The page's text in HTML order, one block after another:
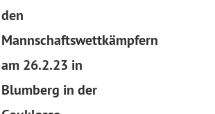
den
Mannschaftswettkämpfern
am 26.2.23 in
Blumberg in der